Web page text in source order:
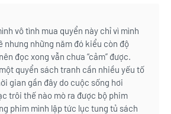
vô tình mua quyển này chỉ vì mình
nhưng những năm đó kiểu còn độ
đọc xong vẫn chưa “cảm” được.
quyển sách tranh cần nhiều yếu tố
gian gần đây do cuộc sống hơi
trôi thế nào mò ra được bộ phim
phim mình lập tức lục tung tủ sách